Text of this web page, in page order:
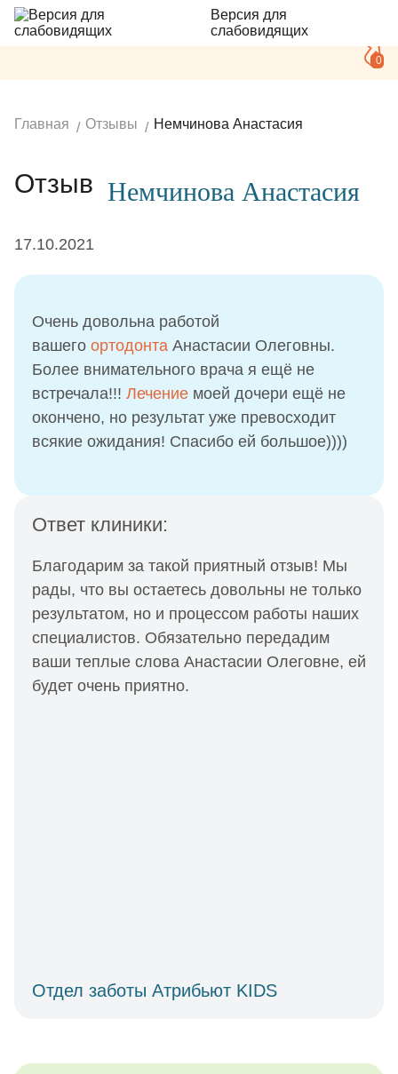
Версия для
слабовидящих
0
Главная Отзывы Немчинова Анастасия
Отзыв Немчинова Анастасия
17.10.2021
Очень довольна работой
вашего ортодонта Анастасии Олеговны.
Более внимательного врача я ещё не
встречала!!! Лечение моей дочери ещё не
окончено, но результат уже превосходит
всякие ожидания! Спасибо ей большое))))
Ответ клиники:
Благодарим за такой приятный отзыв! Мы
рады, что вы остаетесь довольны не только
результатом, но и процессом работы наших
специалистов. Обязательно передадим
ваши теплые слова Анастасии Олеговне, ей
будет очень приятно.
Отдел заботы Атрибьют KIDS